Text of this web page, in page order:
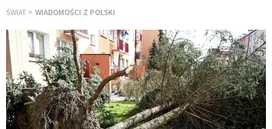
ŚWIAT WIADOMOŚCI Z POLSKI